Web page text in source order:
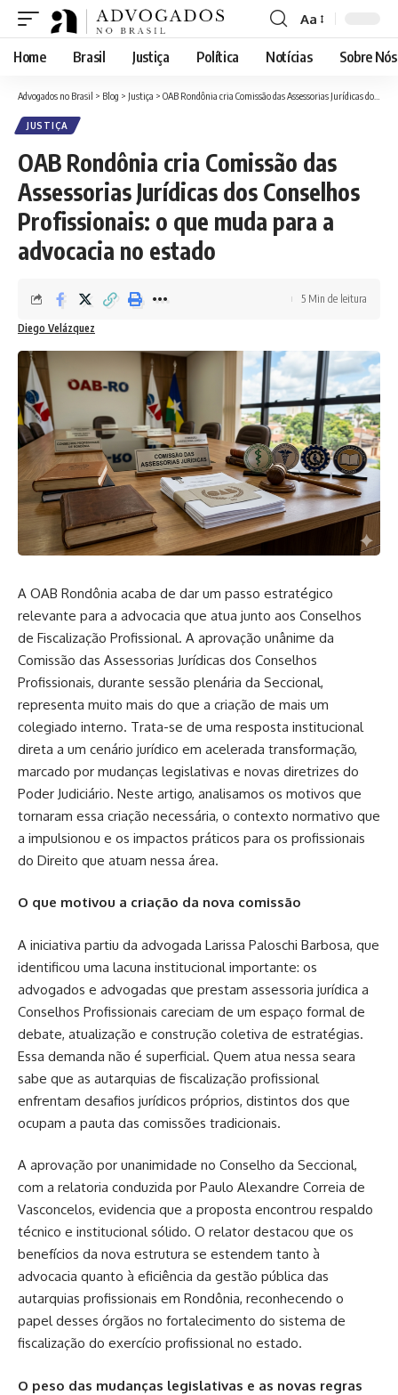
Font
Resizer
Aa
Home Brasil Justiça Política Notícias Sobre Nós
Advogados no Brasil > Blog > Justiça > OAB Rondônia cria Comissão das Assessorias Jurídicas dos Conselhos Profissionais: o que muda para a advocacia no estado
JUSTIÇA
OAB Rondônia cria Comissão das
Assessorias Jurídicas dos Conselhos
Profissionais: o que muda para a
advocacia no estado
Diego Velázquez
5 Min de leitura
A OAB Rondônia acaba de dar um passo estratégico
relevante para a advocacia que atua junto aos Conselhos
de Fiscalização Profissional. A aprovação unânime da
Comissão das Assessorias Jurídicas dos Conselhos
Profissionais, durante sessão plenária da Seccional,
representa muito mais do que a criação de mais um
colegiado interno. Trata-se de uma resposta institucional
direta a um cenário jurídico em acelerada transformação,
marcado por mudanças legislativas e novas diretrizes do
Poder Judiciário. Neste artigo, analisamos os motivos que
tornaram essa criação necessária, o contexto normativo que
a impulsionou e os impactos práticos para os profissionais
do Direito que atuam nessa área.
O que motivou a criação da nova comissão
A iniciativa partiu da advogada Larissa Paloschi Barbosa, que
identificou uma lacuna institucional importante: os
advogados e advogadas que prestam assessoria jurídica a
Conselhos Profissionais careciam de um espaço formal de
debate, atualização e construção coletiva de estratégias.
Essa demanda não é superficial. Quem atua nessa seara
sabe que as autarquias de fiscalização profissional
enfrentam desafios jurídicos próprios, distintos dos que
ocupam a pauta das comissões tradicionais.
A aprovação por unanimidade no Conselho da Seccional,
com a relatoria conduzida por Paulo Alexandre Correia de
Vasconcelos, evidencia que a proposta encontrou respaldo
técnico e institucional sólido. O relator destacou que os
benefícios da nova estrutura se estendem tanto à
advocacia quanto à eficiência da gestão pública das
autarquias profissionais em Rondônia, reconhecendo o
papel desses órgãos no fortalecimento do sistema de
fiscalização do exercício profissional no estado.
O peso das mudanças legislativas e as novas regras